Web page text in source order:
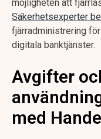
möjligheten att
Säkerhetsexperter
fjärradministrering
digitala banktjänster.
Avgifter
med